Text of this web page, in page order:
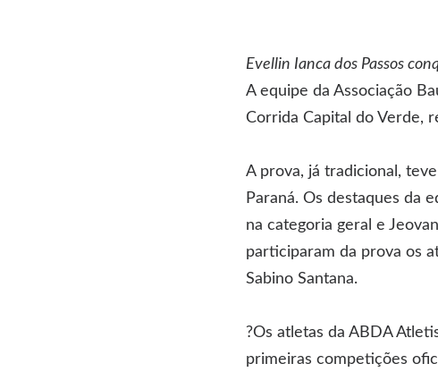
Evellin Ianca dos Passos
A equipe da Associação
Corrida Capital do Verde,
A prova, já tradicional,
Paraná. Os destaques da
na categoria geral e
participaram da prova os
Sabino Santana.
?Os atletas da ABDA
primeiras competições